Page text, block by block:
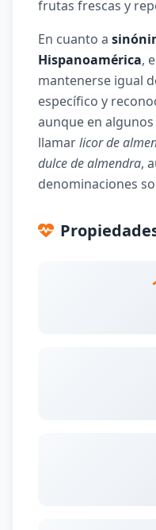
frutas frescas y
En cuanto a
Hispanoamérica,
mantenerse igual
específico y
aunque en
llamarlicor de
dulce de almendra,
denominaciones